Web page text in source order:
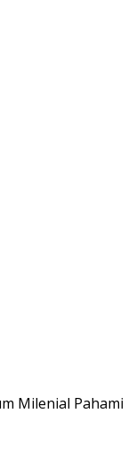
Milenial Pahami